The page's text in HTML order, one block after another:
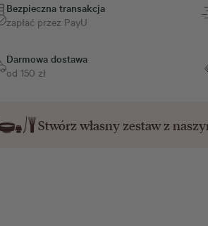
Bezpieczna transakcja
zapłać przez PayU
Darmowa dostawa
od 150 zł
Stwórz własny zestaw z